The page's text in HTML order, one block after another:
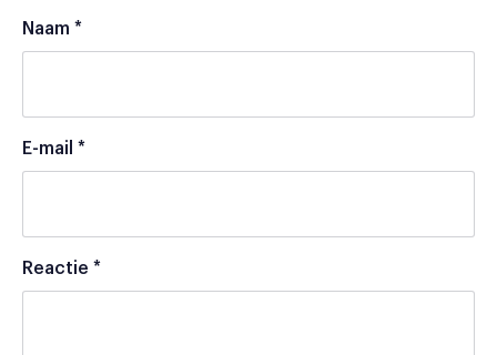
Naam *
E-mail *
Reactie *